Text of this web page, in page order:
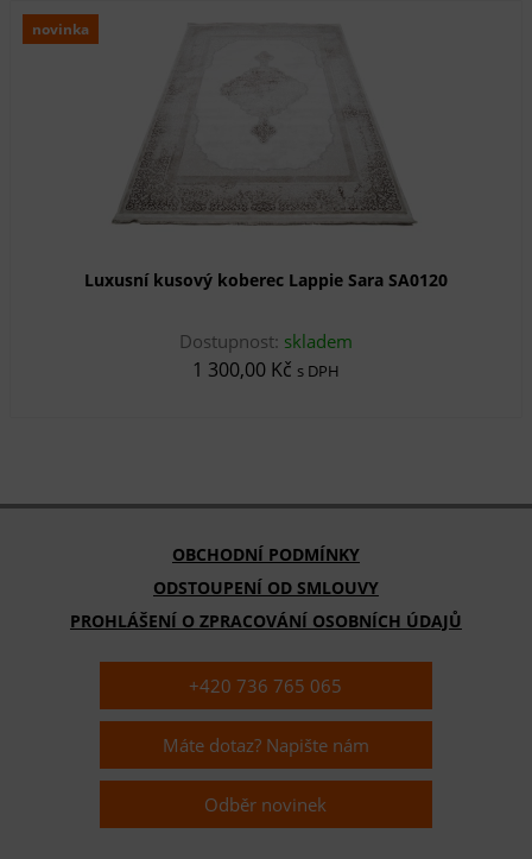
novinka
Luxusní kusový koberec Lappie Sara SA0120
Dostupnost: skladem
1 300,00 Kč s DPH
OBCHODNÍ PODMÍNKY
ODSTOUPENÍ OD SMLOUVY
PROHLÁŠENÍ O ZPRACOVÁNÍ OSOBNÍCH ÚDAJŮ
+420 736 765 065
Máte dotaz? Napište nám
Odběr novinek